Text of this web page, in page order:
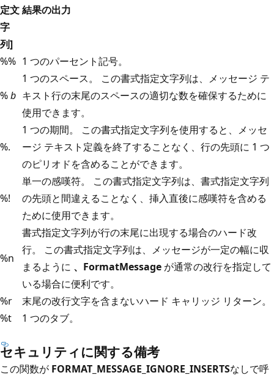
定文
字
列]
結果の出力
%% 1 つのパーセント記号。
%b
1 つのスペース。 この書式指定文字列は、メッセージ テ
キスト行の末尾のスペースの適切な数を確保するために
使用できます。
%.
1 つの期間。 この書式指定文字列を使用すると、メッセ
ージ テキスト定義を終了することなく、行の先頭に 1 つ
のピリオドを含めることができます。
%!
単一の感嘆符。 この書式指定文字列は、書式指定文字列
の先頭と間違えることなく、挿入直後に感嘆符を含める
ために使用できます。
%n
書式指定文字列が行の末尾に出現する場合のハード改
行。 この書式指定文字列は、メッセージが一定の幅に収
まるように 、FormatMessage が通常の改行を指定して
いる場合に便利です。
%r
末尾の改行文字を含まないハード キャリッジ リターン。
%t
1 つのタブ。
セキュリティに関する備考
この関数が FORMAT_MESSAGE_IGNORE_INSERTSなしで呼